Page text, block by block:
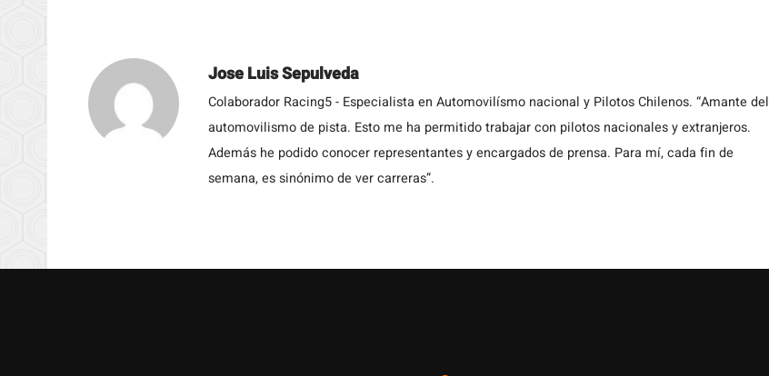
Jose Luis Sepulveda
Colaborador Racing5 - Especialista en Automovilísmo nacional y Pilotos Chilenos. “Amante del
automovilismo de pista. Esto me ha permitido trabajar con pilotos nacionales y extranjeros.
Además he podido conocer representantes y encargados de prensa. Para mí, cada fin de
semana, es sinónimo de ver carreras”.